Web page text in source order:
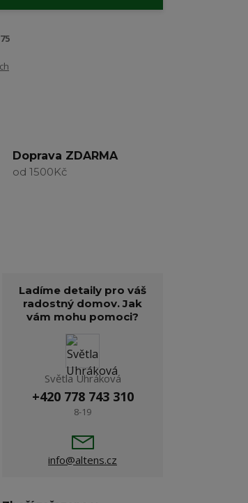
75
Doprava ZDARMA
od 1500Kč
Ladíme detaily pro váš
radostný domov. Jak
vám mohu pomoci?
Světla Uhráková
+420 778 743 310
8-19
info@altens.cz